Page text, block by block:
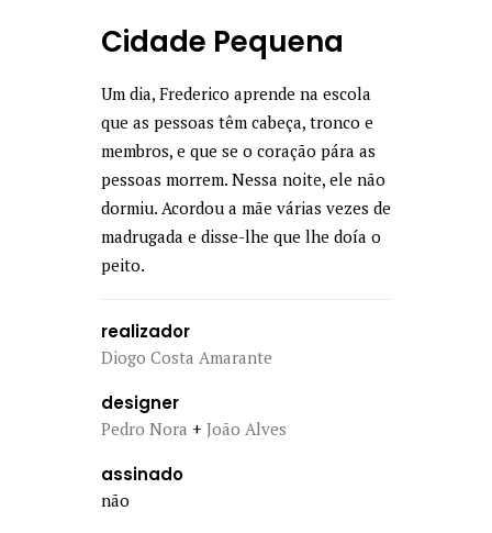
Cidade Pequena
Um dia, Frederico aprende na escola
que as pessoas têm cabeça, tronco e
membros, e que se o coração pára as
pessoas morrem. Nessa noite, ele não
dormiu. Acordou a mãe várias vezes de
madrugada e disse-lhe que lhe doía o
peito.
realizador
Diogo Costa Amarante
designer
Pedro Nora + João Alves
assinado
não